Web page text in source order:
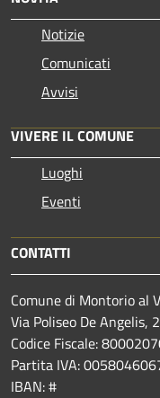
Notizie
Comunicati
Avvisi
VIVERE IL COMUNE
Luoghi
Eventi
CONTATTI
Comune di Montorio al
Via Poliseo De
Codice Fiscale:
Partita IVA:
IBAN: #